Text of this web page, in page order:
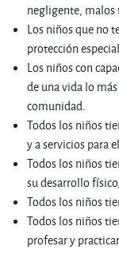
negligente, malos
Los niños que no
protección
Los niños con
de una vida lo
comunidad.
Todos los niños
y a servicios para
Todos los niños
su desarrollo
Todos los niños
Todos los niños
profesar y